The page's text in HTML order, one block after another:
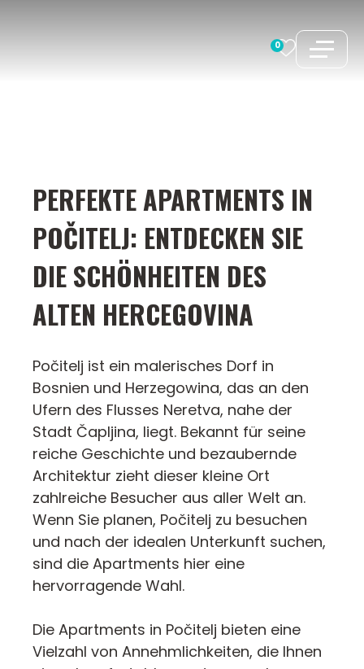
0
PERFEKTE APARTMENTS IN
POČITELJ: ENTDECKEN SIE
DIE SCHÖNHEITEN DES
ALTEN HERCEGOVINA
Počitelj ist ein malerisches Dorf in
Bosnien und Herzegowina, das an den
Ufern des Flusses Neretva, nahe der
Stadt Čapljina, liegt. Bekannt für seine
reiche Geschichte und bezaubernde
Architektur zieht dieser kleine Ort
zahlreiche Besucher aus aller Welt an.
Wenn Sie planen, Počitelj zu besuchen
und nach der idealen Unterkunft suchen,
sind die Apartments hier eine
hervorragende Wahl.
Die Apartments in Počitelj bieten eine
Vielzahl von Annehmlichkeiten, die Ihnen